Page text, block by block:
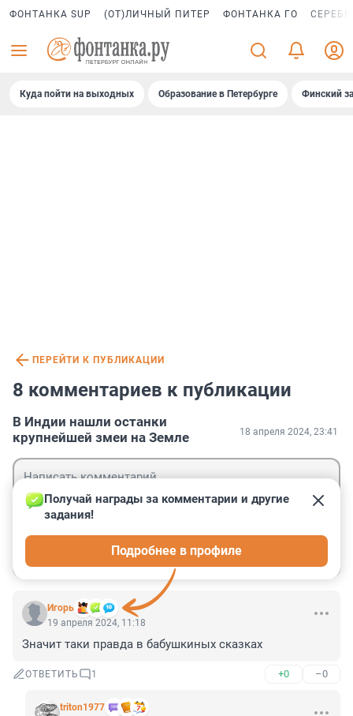
ФОНТАНКА SUP (ОТ)ЛИЧНЫЙ ПИТЕР ФОНТАНКА ГО
Куда пойти на выходных Образование в Петербурге Финский
ПЕРЕЙТИ К ПУБЛИКАЦИИ
8 комментариев к публикации
В Индии нашли останки
крупнейшей змеи на Земле
18 апреля 2024, 23:41
Игoрь
Получай награды за комментарии и другие
задания!
Подробнее в профиле
19 апреля 2024, 11:18
Значит таки правда в бабушкиных сказках
ОТВЕТИТЬ 1 +0 –0
triton1977